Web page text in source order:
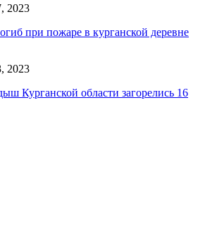
2023
при пожаре в курганской деревне
2023
Курганской области загорелись 16